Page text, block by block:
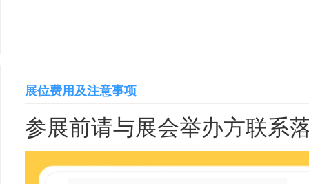
展位费用及注意事项
参展前请与展会举办方联系